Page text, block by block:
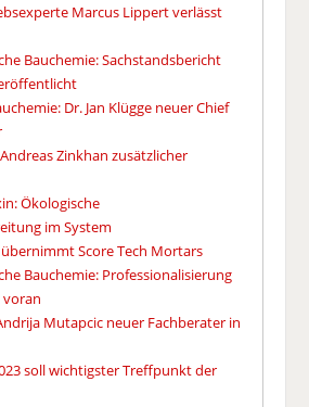
Marcus Lippert verlässt
Bauchemie: Sachstandsbericht
Dr. Jan Klügge neuer Chief
Zinkhan zusätzlicher
Ökologische
im System
Score Tech Mortars
Bauchemie: Professionalisierung
voran
Mutapcic neuer Fachberater in
soll wichtigster Treffpunkt der